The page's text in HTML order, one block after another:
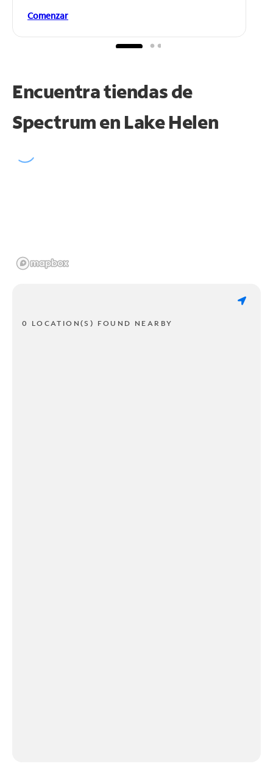
Comenzar
Encuentra tiendas de
Spectrum en Lake Helen
0 LOCATION(S) FOUND NEARBY